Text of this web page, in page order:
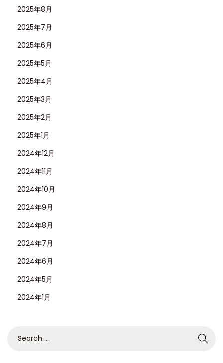
2025年8月
2025年7月
2025年6月
2025年5月
2025年4月
2025年3月
2025年2月
2025年1月
2024年12月
2024年11月
2024年10月
2024年9月
2024年8月
2024年7月
2024年6月
2024年5月
2024年1月